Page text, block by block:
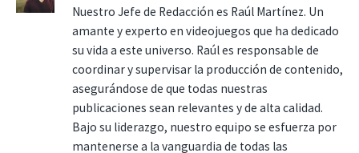
Nuestro Jefe de Redacción es Raúl Martínez. Un
amante y experto en videojuegos que ha dedicado
su vida a este universo. Raúl es responsable de
coordinar y supervisar la producción de contenido,
asegurándose de que todas nuestras
publicaciones sean relevantes y de alta calidad.
Bajo su liderazgo, nuestro equipo se esfuerza por
mantenerse a la vanguardia de todas las